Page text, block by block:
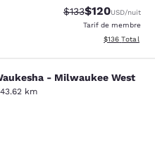
Tarif barré :
$133Tarif réduit :
$120USD/nuit
Tarif de membre
Afficher les
$136 Total
-
- Milwaukee West
43.62 km
712 commentaires